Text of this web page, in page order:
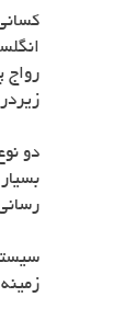
دو
بسیار مورد